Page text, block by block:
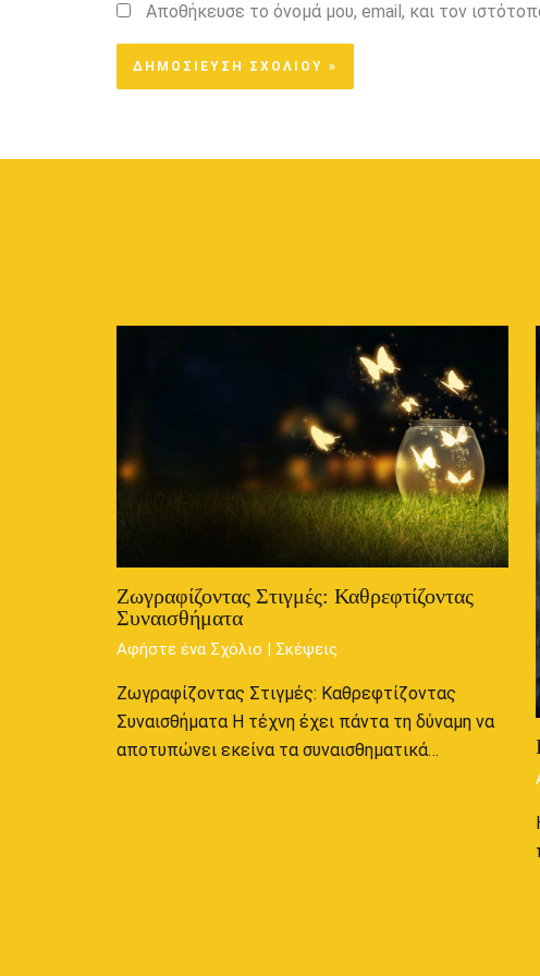
Αποθήκευσε το όνομά μου, email, και τον
Ζωγραφίζοντας Στιγμές: Καθρεφτίζοντας
Συναισθήματα
Αφήστε ένα Σχόλιο | Σκέψεις
Ζωγραφίζοντας Στιγμές: Καθρεφτίζοντας
Συναισθήματα Η τέχνη έχει πάντα τη δύναμη να
αποτυπώνει εκείνα τα συναισθηματικά…